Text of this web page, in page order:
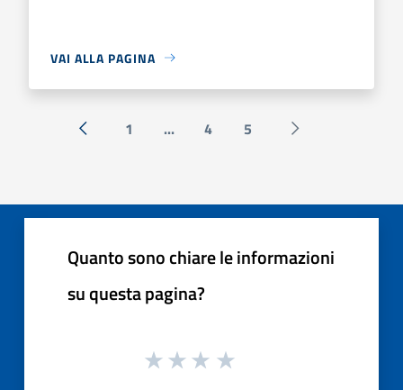
VAI ALLA PAGINA
« Precedente
1 ... 4 5 Successiva »
Quanto sono chiare le informazioni
su questa pagina?